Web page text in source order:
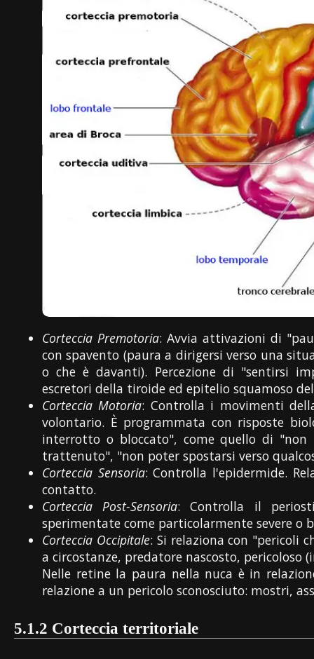
Corteccia Premotoria: Avvia attivazioni di
con spavento (paura a dirigersi verso una
o che è davanti). Percezione di "sentirsi
escretori della tiroide ed epitelio squamoso
Corteccia Motoria: Controlla i movimenti
volontario. È programmata con risposte
interrotto o bloccato", come quello di
trattenuto", "non poter spostarsi verso
Corteccia Sensoria: Controlla l'epidermide.
contatto.
Corteccia Post-Sensoria: Controlla il
sperimentate come particolarmente severe o
Corteccia Occipitale: Si relaziona con "pericoli
a circostanze, predatore nascosto, pericoloso
Nelle retine la paura nella nuca è in
relazione a un pericolo sconosciuto: mostri,
5.1.2 Corteccia territoriale